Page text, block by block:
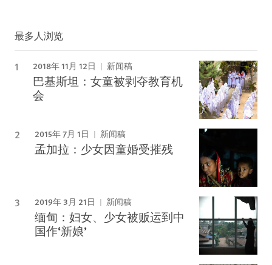
最多人浏览
2018年 11月 12日 新闻稿
巴基斯坦：女童被剥夺教育机
会
2015年 7月 1日 新闻稿
孟加拉：少女因童婚受摧残
2019年 3月 21日 新闻稿
缅甸：妇女、少女被贩运到中
国作‘新娘’